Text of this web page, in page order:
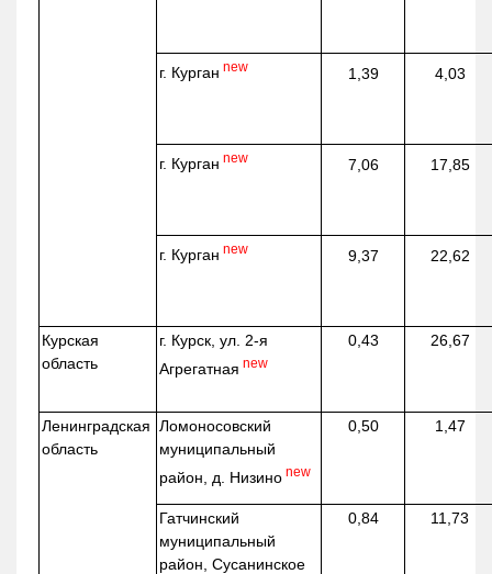
г. Курган new 1,39 4,03
г. Курган new 7,06 17,85
г. Курган new 9,37 22,62
Курская
область
г. Курск, ул. 2-я
Агрегатная new
0,43 26,67
Ленинградская
область
Ломоносовский
муниципальный
район, д. Низино new
0,50 1,47
Гатчинский
муниципальный
район, Сусанинское
0,84 11,73